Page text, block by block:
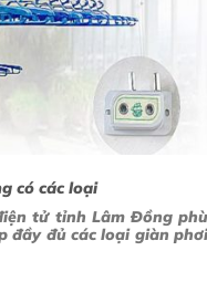
có các loại
tử tỉnh Lâm Đồng phù
đầy đủ các loại giàn phơi